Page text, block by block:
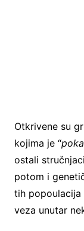
Otkrivene su
kojima je “
ostali
potom i
tih popoulacija
veza unutar